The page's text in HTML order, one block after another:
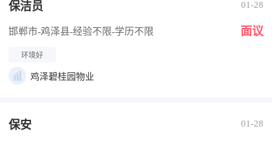
保洁员 01-28
邯郸市-鸡泽县-经验不限-学历不限 面议
环境好
鸡泽碧桂园物业
保安 01-28